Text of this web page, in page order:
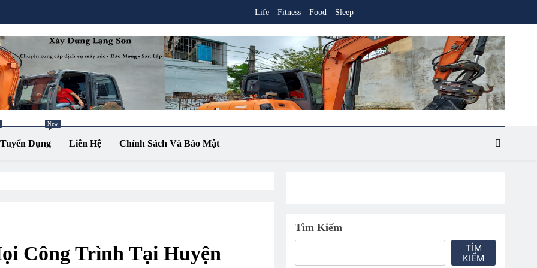
Life Fitness Food Sleep
Tuyển Dụng
New
Liên Hệ Chính Sách Và Bảo Mật
Công Trình Tại Huyện
Tìm Kiếm
TÌM
KIẾM